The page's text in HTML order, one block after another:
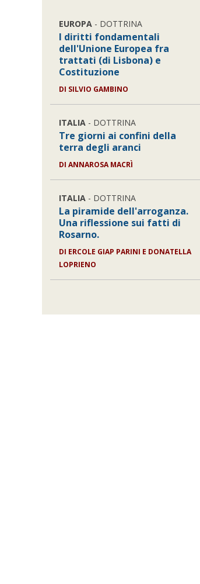
EUROPA - DOTTRINA
I diritti fondamentali
dell'Unione Europea fra
trattati (di Lisbona) e
Costituzione
DI SILVIO GAMBINO
ITALIA - DOTTRINA
Tre giorni ai confini della
terra degli aranci
DI ANNAROSA MACRÌ
ITALIA - DOTTRINA
La piramide dell'arroganza.
Una riflessione sui fatti di
Rosarno.
DI ERCOLE GIAP PARINI E DONATELLA
LOPRIENO